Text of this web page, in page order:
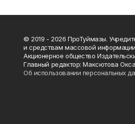
© 2019 - 2026 ПроТуймазы.
и средствам массовой
Акционерное общество
Главный редактор: Максютова
Об использовании персональных